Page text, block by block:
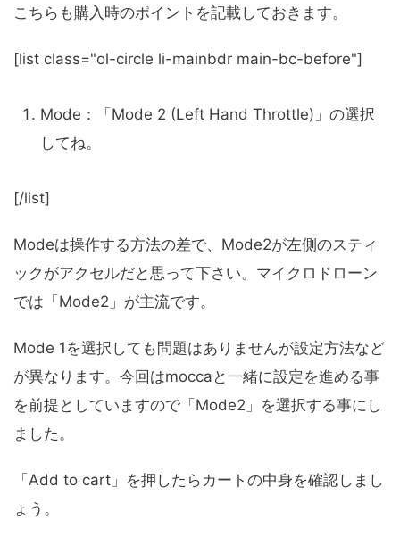
こちらも購入時のポイントを記載しておきます。
[list class="ol-circle li-mainbdr main-bc-before"]
Mode：「Mode 2 (Left Hand Throttle)」の選択
してね。
[/list]
Modeは操作する方法の差で、Mode2が左側のスティ
ックがアクセルだと思って下さい。マイクロドローン
では「Mode2」が主流です。
Mode 1を選択しても問題はありませんが設定方法など
が異なります。今回はmoccaと一緒に設定を進める事
を前提としていますので「Mode2」を選択する事にし
ました。
「Add to cart」を押したらカートの中身を確認しまし
ょう。